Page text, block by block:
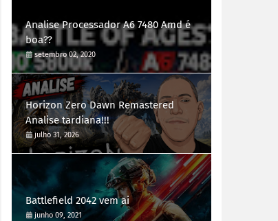
Analise Processador A6 7480 Amd é
boa??
setembro 02, 2020
Horizon Zero Dawn Remastered
Analise tardiana!!!
julho 31, 2026
Battlefield 2042 vem ai
junho 09, 2021